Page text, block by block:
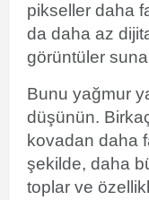
pikseller daha
da daha az
görüntüler
Bunu yağmur
düşünün.
kovadan daha
şekilde, daha
toplar ve